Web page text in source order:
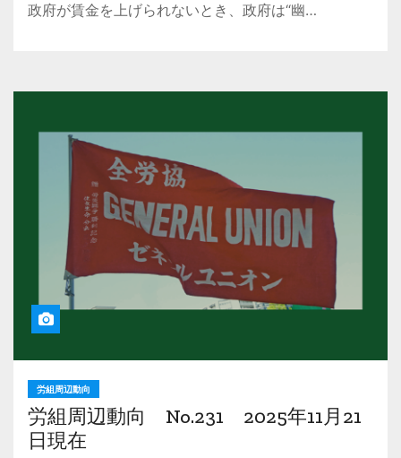
政府が賃金を上げられないとき、政府は“幽…
労組周辺動向
労組周辺動向 No.231 2025年11月21
日現在